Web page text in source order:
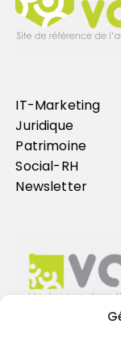
IT-Marketing
Juridique
Patrimoine
Social-RH
Newsletter